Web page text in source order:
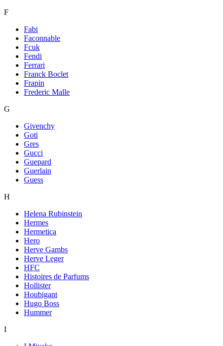
F
Fabi
Faconnable
Fcuk
Fendi
Ferrari
Franck Boclet
Frapin
Frederic Malle
G
Givenchy
Goti
Gres
Gucci
Guepard
Guerlain
Guess
H
Helena Rubinstein
Hermes
Hermetica
Hero
Herve Gambs
Herve Leger
HFC
Histoires de Parfums
Hollister
Houbigant
Hugo Boss
Hummer
I